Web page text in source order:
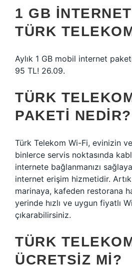
1 GB
TÜRK
Aylık 1 GB mobil internet
95 TL! 26.09.
TÜRK
PAKETI NEDIR?
Türk Telekom Wi-Fi, evinizin
binlerce servis noktasında
internete bağlanmanızı
internet erişim hizmetidir.
marinaya, kafeden restorana
yerinde hızlı ve uygun fiyatlı
çıkarabilirsiniz.
TÜRK
ÜCRETSIZ MI?